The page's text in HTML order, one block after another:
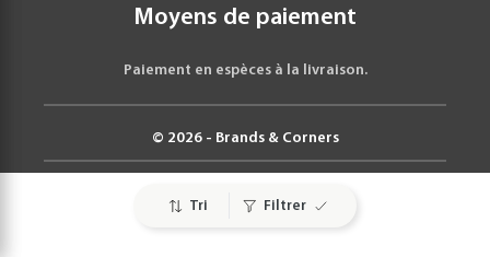
Tri Filtrer
Moyens de paiement
Paiement en espèces à la livraison.
© 2026 - Brands & Corners